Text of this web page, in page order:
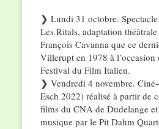
❯ Lundi 31 octobre.
Les Ritals, adaptation
François Cavanna que ce
Villerupt en 1978 à l’occasion
Festival du Film Italien.
❯ Vendredi 4 novembre.
Esch 2022) réalisé à partir de
films du CNA de Dudelange
musique par le Pit Dahm